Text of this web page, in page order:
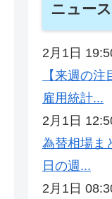
ニュー
2月1日
【来週の
雇用統計...
2月1日
為替相場ま
日の週...
2月1日